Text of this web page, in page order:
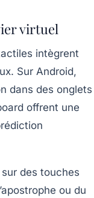
virtuel
intègrent
Sur Android,
dans des onglets
offrent une
des touches
ou du